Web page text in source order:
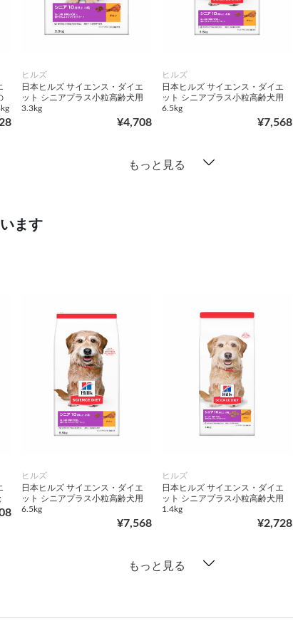
ヒルズ
日本ヒルズ サイエンス・ダイエ
ット シニアプラス小粒高齢犬用
3.3kg
¥4,708
ヒルズ
日本ヒルズ サイエンス・ダイエ
ット シニアプラス小粒高齢犬用
6.5kg
¥7,568
もっと見る
ます
ヒルズ
日本ヒルズ サイエンス・ダイエ
ット シニアプラス小粒高齢犬用
6.5kg
¥7,568
ヒルズ
日本ヒルズ サイエンス・ダイエ
ット シニアプラス小粒高齢犬用
1.4kg
¥2,728
もっと見る